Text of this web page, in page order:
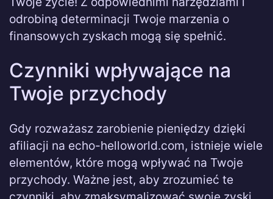
odrobiną determinacji Twoje marzenia o
finansowych zyskach mogą się spełnić.
Czynniki wpływające na
Twoje przychody
Gdy rozważasz zarobienie pieniędzy dzięki
afiliacji na echo-helloworld.com, istnieje wiele
elementów, które mogą wpływać na Twoje
przychody. Ważne jest, aby zrozumieć te